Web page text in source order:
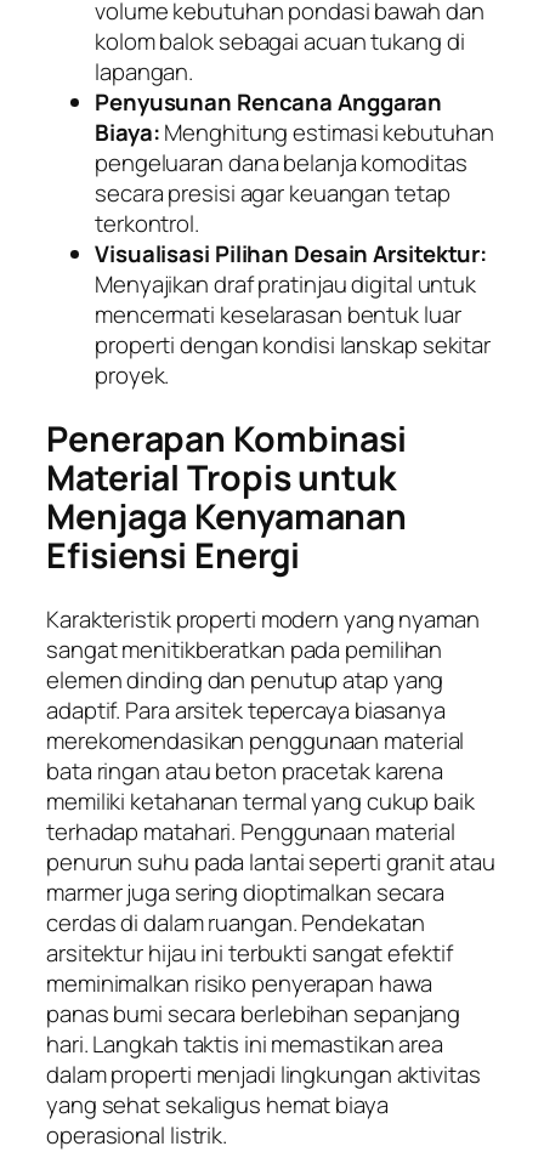
volume kebutuhan pondasi bawah dan
kolom balok sebagai acuan tukang di
lapangan.
Penyusunan Rencana Anggaran
Biaya:Menghitung estimasi kebutuhan
pengeluaran dana belanja komoditas
secara presisi agar keuangan tetap
terkontrol.
Visualisasi Pilihan Desain Arsitektur:
Menyajikan draf pratinjau digital untuk
mencermati keselarasan bentuk luar
properti dengan kondisi lanskap sekitar
proyek.
Penerapan Kombinasi
Material Tropis untuk
Menjaga Kenyamanan
Efisiensi Energi
Karakteristik properti modern yang nyaman
sangat menitikberatkan pada pemilihan
elemen dinding dan penutup atap yang
adaptif. Para arsitek tepercaya biasanya
merekomendasikan penggunaan material
bata ringan atau beton pracetak karena
memiliki ketahanan termal yang cukup baik
terhadap matahari. Penggunaan material
penurun suhu pada lantai seperti granit atau
marmer juga sering dioptimalkan secara
cerdas di dalam ruangan. Pendekatan
arsitektur hijau ini terbukti sangat efektif
meminimalkan risiko penyerapan hawa
panas bumi secara berlebihan sepanjang
hari. Langkah taktis ini memastikan area
dalam properti menjadi lingkungan aktivitas
yang sehat sekaligus hemat biaya
operasional listrik.